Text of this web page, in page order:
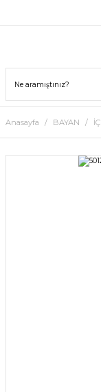
Anasayfa BAYAN